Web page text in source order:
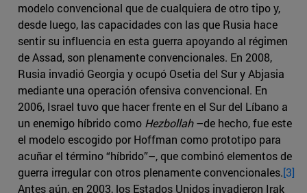
modelo convencional que de cualquiera de otro tipo y,
desde luego, las capacidades con las que Rusia hace
sentir su influencia en esta guerra apoyando al régimen
de Assad, son plenamente convencionales. En 2008,
Rusia invadió Georgia y ocupó Osetia del Sur y Abjasia
mediante una operación ofensiva convencional. En
2006, Israel tuvo que hacer frente en el Sur del Líbano a
un enemigo híbrido como Hezbollah–de hecho, fue este
el modelo escogido por Hoffman como prototipo para
acuñar el término “híbrido”–, que combinó elementos de
guerra irregular con otros plenamente convencionales.[3]
Antes aún, en 2003, los Estados Unidos invadieron Irak